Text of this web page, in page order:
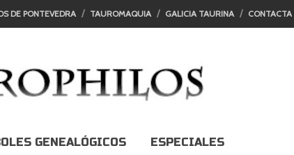
DE PONTEVEDRA TAUROMAQUIA GALICIA TAURINA CONTACTA
GENEALÓGICOS ESPECIALES